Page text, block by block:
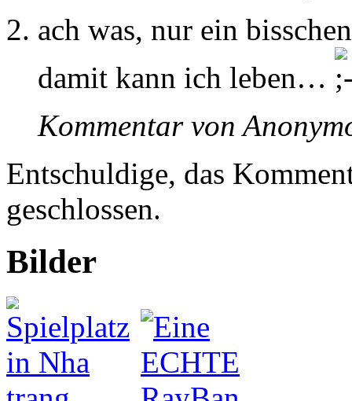
ach was, nur ein
damit kann ich leben…
Kommentar von
Entschuldige, das
geschlossen.
Bilder